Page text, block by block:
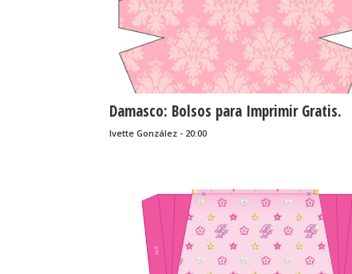
Damasco: Bolsos para Imprimir Gratis.
Ivette González - 20:00